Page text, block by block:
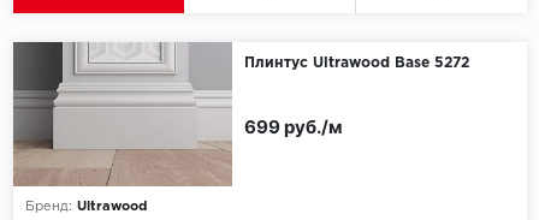
Natisston
Плинтус Ultrawood Base 5272
Бренд: Ultrawood
699 руб./м